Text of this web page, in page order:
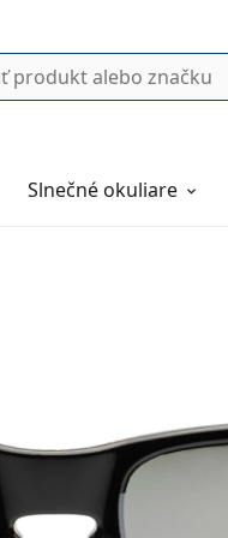
Slnečné okuliare
55